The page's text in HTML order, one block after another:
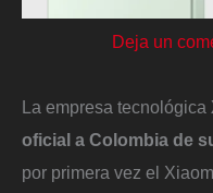
Deja un
La empresa tecnológica
oficial a Colombia de
por primera vez el